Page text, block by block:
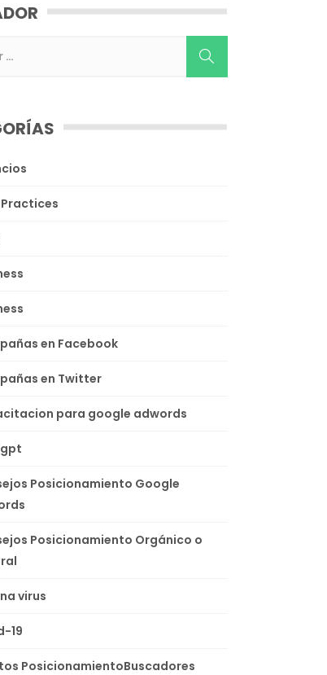
en Facebook
en Twitter
para google adwords
Posicionamiento Google
Posicionamiento Orgánico o
virus
19
PosicionamientoBuscadores